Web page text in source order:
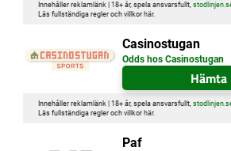
Innehåller reklamlänk | 18+ år, spela ansvarsfullt,
Läs fullständiga regler och villkor här.
Casinostugan
Odds hos Casinostugan
Innehåller reklamlänk | 18+ år, spela ansvarsfullt,
Läs fullständiga regler och villkor här.
Paf